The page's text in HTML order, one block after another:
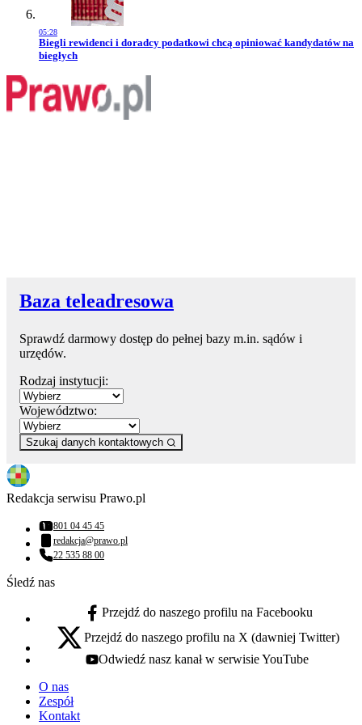
05:28
Przejdź do artykułu:
Biegli rewidenci i doradcy podatkowi chcą opiniować kandydatów na
biegłych
Baza teleadresowa
Sprawdź darmowy dostęp do pełnej bazy m.in. sądów i
urzędów.
Rodzaj instytucji:
Województwo:
Szukaj danych kontaktowych
Redakcja serwisu Prawo.pl
Numer telefonu:
801 04 45 45
Adres email:
redakcja@prawo.pl
Numer telefonu:
22 535 88 00
Śledź nas
facebook - otwiera się w nowej karcie
Przejdź do naszego profilu na Facebooku
x - otwiera się w nowej karcie
Przejdź do naszego profilu na X (dawniej Twitter)
youtube - otwiera się w nowej karcie
Odwiedź nasz kanał w serwisie YouTube
O nas
Zespół
Kontakt